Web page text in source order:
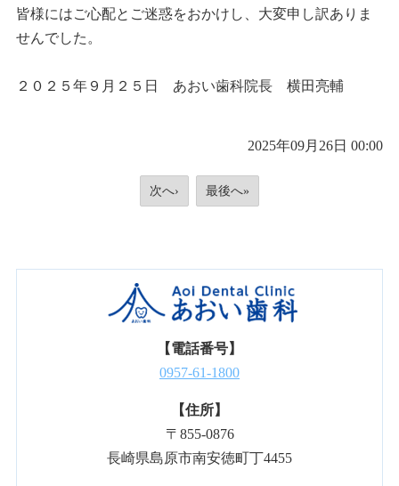
皆様にはご心配とご迷惑をおかけし、大変申し訳ありま
せんでした。
２０２５年９月２５日 あおい歯科院長 横田亮輔
2025年09月26日 00:00
次へ› 最後へ»
【電話番号】
0957-61-1800
【住所】
〒855-0876
長崎県島原市南安徳町丁4455